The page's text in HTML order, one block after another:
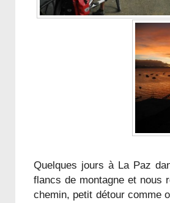
Quelques jours à La Paz
flancs de montagne et nous
chemin, petit détour comme